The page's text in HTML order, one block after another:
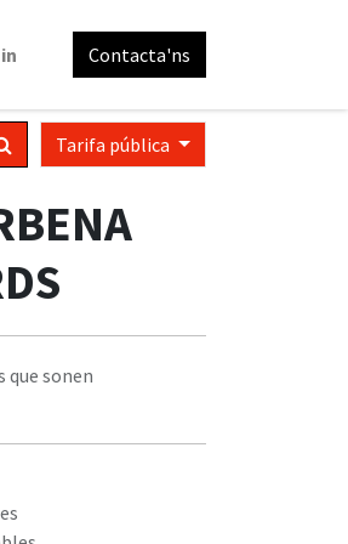
Contacta'ns
Tarifa pública
que sonen